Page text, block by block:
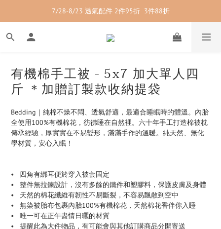
7/28-8/23 紳士內著 2件9折
7/28-8/23 透氣配件 2件95折  3件88折
7/28-8/23 紳士內著 2件9折
有機棉手工被 - 5x7 加大單人四
斤 ＊加贈訂製款收納提袋
Bedding｜純棉不燥不悶、透氣舒適，最適合睡眠時的體溫。內胎
全使用100%有機棉花，彷彿睡在自然裡。六十年手工打造棉被枕
傳承經驗，厚實實在不易變形，滿滿手作的溫暖。純天然、無化
學材質，安心入眠！
•   四角有綁耳便於穿入被套固定
•   整件無拉鍊設計，沒有多餘的鐵件和塑膠料，保護皮膚及身體
•   天然的棉花纖維有韌性不易斷裂，不容易飄散到空中
•   無染被胎布包裹內胎100%有機棉花，天然棉花香伴你入睡
•   唯一可在正午盡情日曬的材質
•   提醒此為大件物品，有可能會與其他訂購商品分開寄送